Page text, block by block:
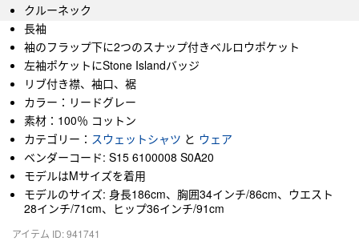
クルーネック
長袖
袖のフラップ下に2つのスナップ付きベルロウポケット
左袖ポケットにStone Islandバッジ
リブ付き襟、袖口、裾
カラー：リードグレー
素材：100％ コットン
カテゴリー： スウェットシャツ と ウェア
ベンダーコード: S15 6100008 S0A20
モデルはMサイズを着用
モデルのサイズ: 身長186cm、胸囲34インチ/86cm、ウエスト
28インチ/71cm、ヒップ36インチ/91cm
アイテム ID: 941741